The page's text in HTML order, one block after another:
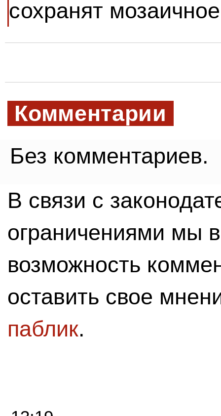
сохранят
Комментарии
Без комментариев.
В связи с
ограничениями мы
возможность
оставить свое
паблик.